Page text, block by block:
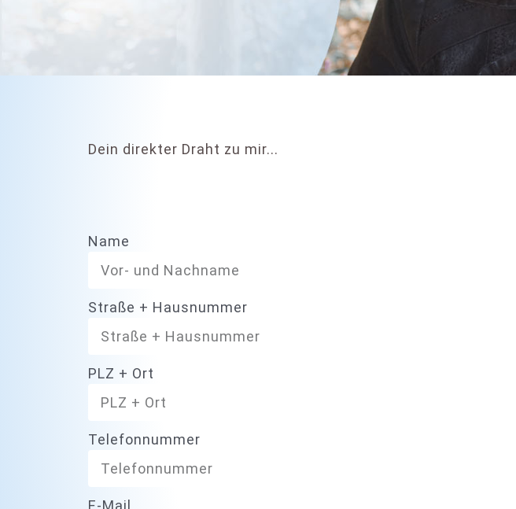
Dein direkter Draht zu mir...
Name
Straße + Hausnummer
PLZ + Ort
Telefonnummer
E-Mail